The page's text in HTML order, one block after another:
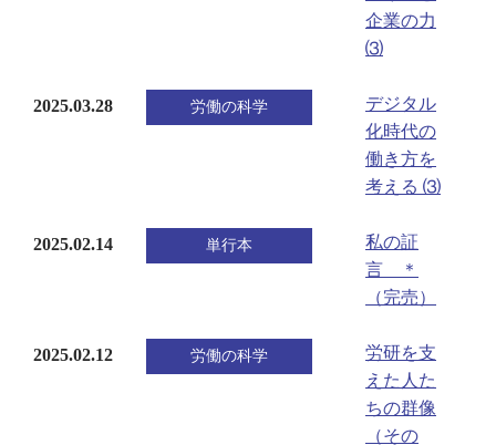
企業の力
⑶
2025.03.28 労働の科学
デジタル
化時代の
働き方を
考える ⑶
2025.02.14 単行本
私の証
言 ＊
（完売）
2025.02.12 労働の科学
労研を支
えた人た
ちの群像
（その